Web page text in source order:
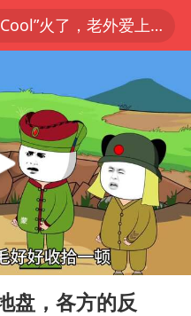
“China Cool”火了，老外爱上中国避暑游
泰国初中生饮弹自尽前开了26枪
云南一地村民过火把节意外灼伤16人
预计“白海豚”明晚将在浙江舟山到福建福鼎一带沿海登陆
新病毒意味着什么
份以来最大单周涨幅
01:20
盘，各方的反